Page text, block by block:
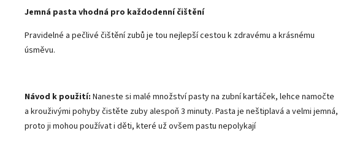
Jemná pasta vhodná pro každodenní čištění
Pravidelné a pečlivé čištění zubů je tou nejlepší cestou k zdravému a krásnému
úsměvu.
Návod k použití: Naneste si malé množství pasty na zubní kartáček, lehce namočte
a krouživými pohyby čistěte zuby alespoň 3 minuty. Pasta je neštiplavá a velmi jemná,
proto ji mohou používat i děti, které už ovšem pastu nepolykají